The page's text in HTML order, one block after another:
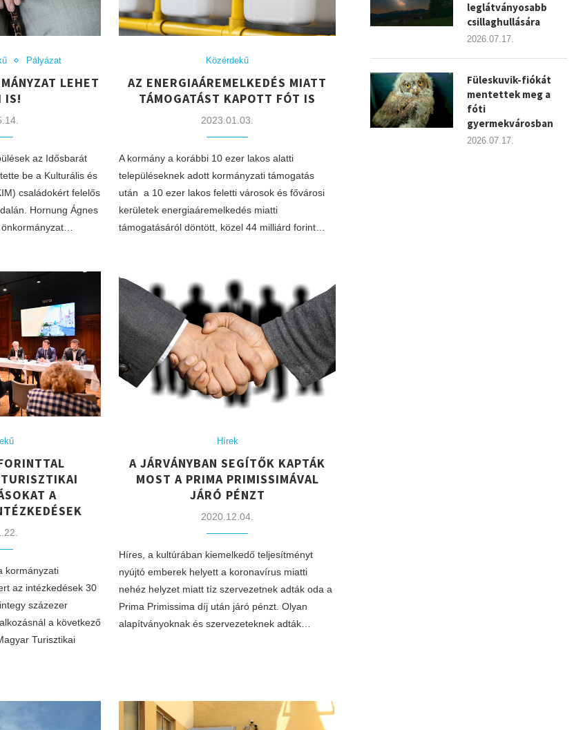
Pályázat
LEHET
IS!
az Idősbarát
be a Kulturális és
családokért felelős
Hornung Ágnes
Közérdekű
AZ ENERGIAÁREMELKEDÉS MIATT
TÁMOGATÁST KAPOTT FÓT IS
2023.01.03.
A kormány a korábbi 10 ezer lakos alatti
településeknek adott kormányzati támogatás
után a 10 ezer lakos feletti városok és fővárosi
kerületek energiaáremelkedés miatti
támogatásáról döntött, közel 44 milliárd forint…
A
kormányzati
az intézkedések 30
százezer
a következő
Turisztikai
Hírek
A JÁRVÁNYBAN SEGÍTŐK KAPTÁK
MOST A PRIMA PRIMISSIMÁVAL
JÁRÓ PÉNZT
2020.12.04.
Híres, a kultúrában kiemelkedő teljesítményt
nyújtó emberek helyett a koronavírus miatti
nehéz helyzet miatt tíz szervezetnek adták oda a
Prima Primissima díj után járó pénzt. Olyan
alapítványoknak és szervezeteknek adták…
leglátványosabb
csillaghullására
2026.07.17.
Füleskuvik-fiókát
mentettek meg a
fóti
gyermekvárosban
2026.07.17.